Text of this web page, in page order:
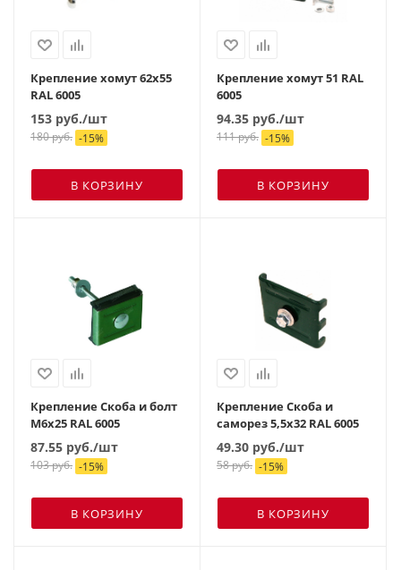
Крепление хомут 62х55
RAL 6005
153 руб./шт
180руб. -15%
В КОРЗИНУ
Крепление хомут 51 RAL
6005
94.35 руб./шт
111руб. -15%
В КОРЗИНУ
Крепление Скоба и болт
М6х25 RAL 6005
87.55 руб./шт
103руб. -15%
В КОРЗИНУ
Крепление Скоба и
саморез 5,5х32 RAL 6005
49.30 руб./шт
58руб. -15%
В КОРЗИНУ